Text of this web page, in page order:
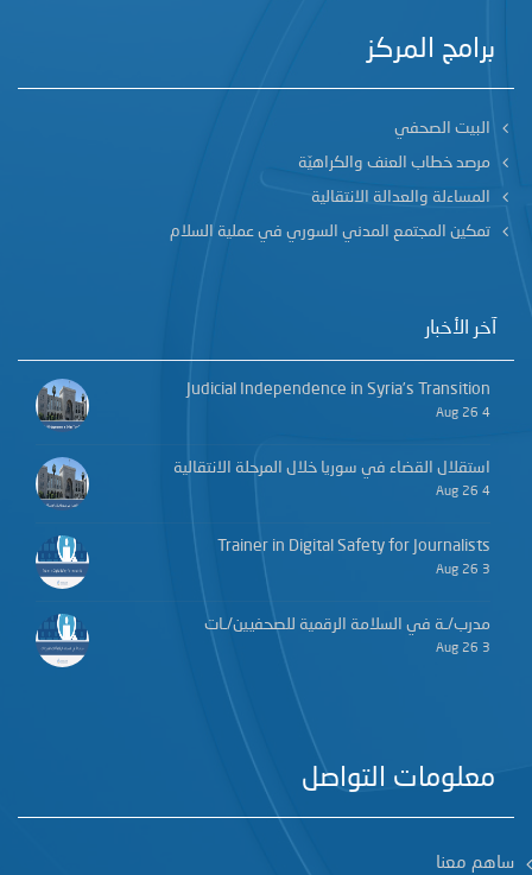
برامج المركز
البيت الصحفي
مرصد خطاب العنف والكراهيّة
المساءلة والعدالة الانتقالية
تمكين المجتمع المدني السوري في عملية السلام
آخر الأخبار
Judicial Independence in Syria’s Transition
4 Aug 26
استقلال القضاء في سوريا خلال المرحلة الانتقالية
4 Aug 26
Trainer in Digital Safety for Journalists
3 Aug 26
مدرب/ـة في السلامة الرقمية للصحفيين/ـات
3 Aug 26
معلومات التواصل
ساهم معنا